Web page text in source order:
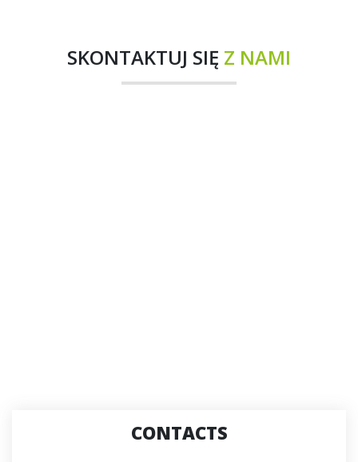
SKONTAKTUJ SIĘ Z NAMI
CONTACTS